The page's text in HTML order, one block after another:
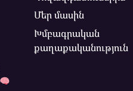
Մեր մասին
Խմբագրական
քաղաքականություն